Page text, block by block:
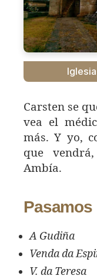
Carsten se
vea el
más. Y yo,
que
Ambía.
Pasamos
A Gudiña
Venda da
V. da Teresa